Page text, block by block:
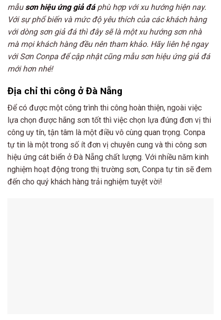
mẫu sơn hiệu ứng giả đáphù hợp với xu hướng hiện nay.
Với sự phổ biến và mức độ yêu thích của các khách hàng
với dòng sơn giả đá thì đây sẽ là một xu hướng sơn nhà
mà mọi khách hàng đều nên tham khảo. Hãy liên hệ ngay
với Sơn Conpa để cập nhật cũng mẫu sơn hiệu ứng giả đá
mới hơn nhé!
Địa chỉ thi công ở Đà Nẵng
Để có được một công trình thi công hoàn thiện, ngoài việc
lựa chọn được hãng sơn tốt thì việc chọn lựa đúng đơn vị thi
công uy tín, tận tâm là một điều vô cùng quan trọng. Conpa
tự tin là một trong số ít đơn vị chuyên cung và thi công sơn
hiệu ứng cát biển ở Đà Nẵng chất lượng. Với nhiều năm kinh
nghiệm hoạt động trong thị trường sơn, Conpa tự tin sẽ đem
đến cho quý khách hàng trải nghiệm tuyệt vời!